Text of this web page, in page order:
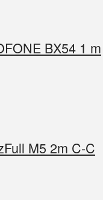
BX54 1 m
M5 2m C-C